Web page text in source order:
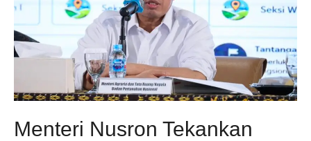
Menteri Nusron Tekankan